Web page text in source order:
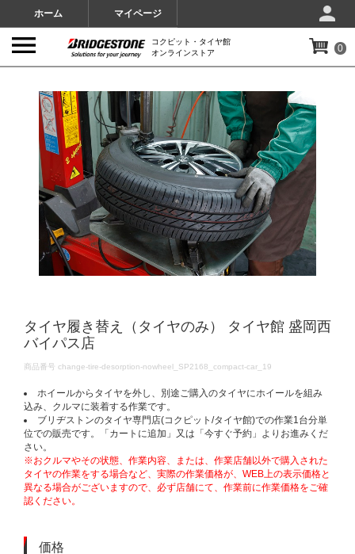
ホーム マイページ
コクピット・タイヤ館
オンラインストア
0
タイヤ履き替え（タイヤのみ） タイヤ館 盛岡西
バイパス店
DETAILS
商品番号 change-tire-desorption-nowheel_SP2168_compact-car_19
ホイールからタイヤを外し、別途ご購入のタイヤにホイールを組み
込み、クルマに装着する作業です。
ブリヂストンのタイヤ専門店(コクピット/タイヤ館)での作業1台分単
位での販売です。「カートに追加」又は「今すぐ予約」よりお進みくだ
さい。
※おクルマやその状態、作業内容、または、作業店舗以外で購入された
タイヤの作業をする場合など、実際の作業価格が、WEB上の表示価格と
異なる場合がございますので、必ず店舗にて、作業前に作業価格をご確
認ください。
価格